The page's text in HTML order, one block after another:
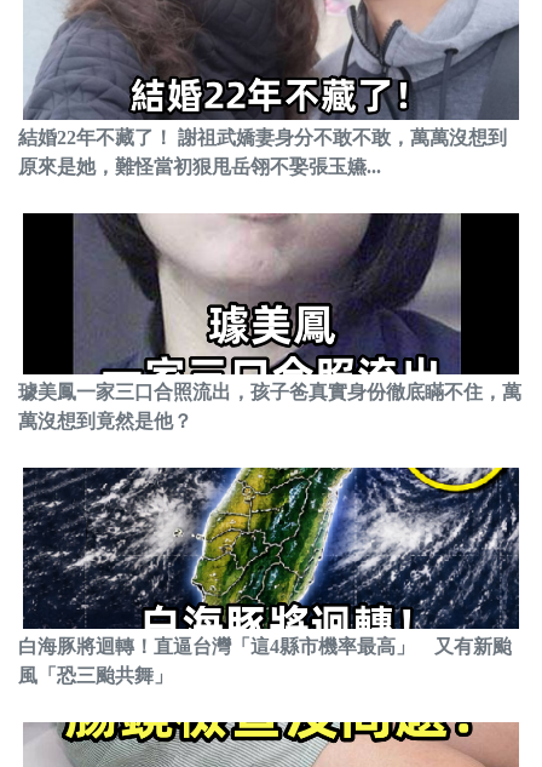
結婚22年不藏了！ 謝祖武嬌妻身分不敢不敢，萬萬沒想到
原來是她，難怪當初狠甩岳翎不娶張玉嬿...
璩美鳳一家三口合照流出，孩子爸真實身份徹底瞞不住，萬
萬沒想到竟然是他？
白海豚將迴轉！直逼台灣「這4縣市機率最高」 又有新颱
風「恐三颱共舞」